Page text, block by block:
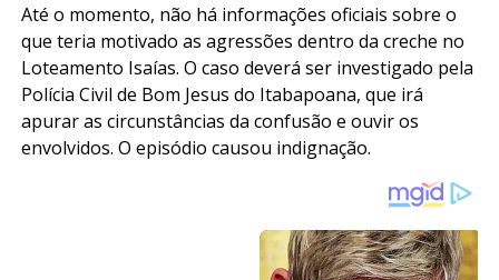
Até o momento, não há informações oficiais sobre o
que teria motivado as agressões dentro da creche no
Loteamento Isaías. O caso deverá ser investigado pela
Polícia Civil de Bom Jesus do Itabapoana, que irá
apurar as circunstâncias da confusão e ouvir os
envolvidos. O episódio causou indignação.